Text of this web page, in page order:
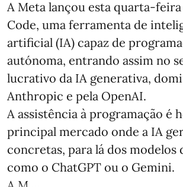
A Meta lançou esta quarta-feira
Code, uma ferramenta de
artificial (IA) capaz de
autónoma, entrando assim no
lucrativo da IA generativa,
Anthropic e pela OpenAI.
A assistência à programação é
principal mercado onde a IA
concretas, para lá dos modelos
como o ChatGPT ou o Gemini.